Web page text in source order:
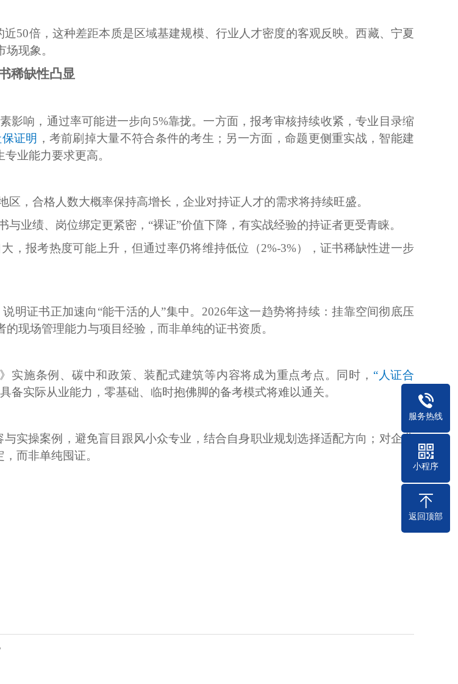
近50倍，这种差距本质是区域基建规模、行业人才密度的客观反映。西藏、宁夏
现象。
稀缺性凸显
影响，通过率可能进一步向5%靠拢。一方面，报考审核持续收紧，专业目录缩
证明 ，考前刷掉大量不符合条件的考生；另一方面，命题更侧重实战，智能建
业能力要求更高。
，合格人数大概率保持高增长，企业对持证人才的需求将持续旺盛。
与业绩、岗位绑定更紧密， “裸证”价值下降，有实战经验的持证者更受青睐。
，报考热度可能上升，但通过率仍将维持低位（2%-3%），证书稀缺性进一步
明证书正加速向“能干活的人”集中。2026年这一趋势将持续：挂靠空间彻底压
现场管理能力与项目经验，而非单纯的证书资质。
实施条例、碳中和政策、装配式建筑等内容将成为重点考点。同时， “人证合
实际从业能力，零基础、临时抱佛脚的备考模式将难以通关。
实操案例，避免盲目跟风小众专业，结合自身职业规划选择适配方向；对企业
而非单纯囤证。
服务热线
小程序
返回顶部